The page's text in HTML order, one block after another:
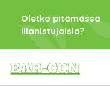
Oletko pitämässä
illanistujaisia?